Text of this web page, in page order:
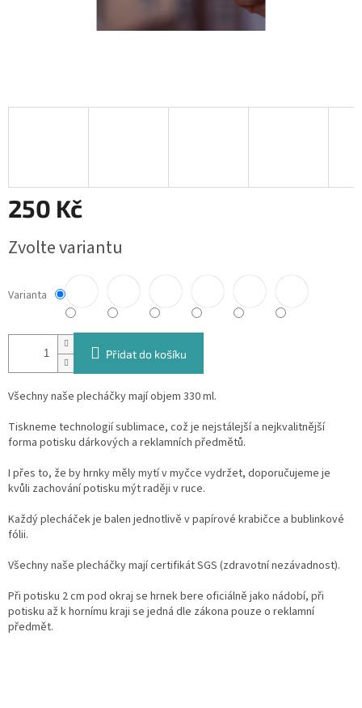
250 Kč
cena:
Zvolte variantu
Varianta
Přidat do košíku
Všechny naše plecháčky mají objem 330 ml.
Tiskneme technologií sublimace, což je nejstálejší a nejkvalitnější
forma potisku dárkových a reklamních předmětů.
I přes to, že by hrnky měly mytí v myčce vydržet, doporučujeme je
kvůli zachování potisku mýt raději v ruce.
Každý plecháček je balen jednotlivě v papírové krabičce a bublinkové
fólii.
Všechny naše plecháčky mají certifikát SGS (zdravotní nezávadnost).
Při potisku 2 cm pod okraj se hrnek bere oficiálně jako nádobí, při
potisku až k hornímu kraji se jedná dle zákona pouze o reklamní
předmět.